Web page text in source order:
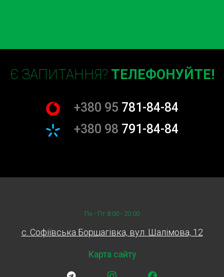
Є ЗАПИТАННЯ? ТЕЛЕФОНУЙТЕ!
+380 95 781-84-84
+380 98 791-84-84
Пн - Пт 8:00 - 20:00
c. Софіївська Борщагівка, вул. Шалімова, 12
Карта сайту